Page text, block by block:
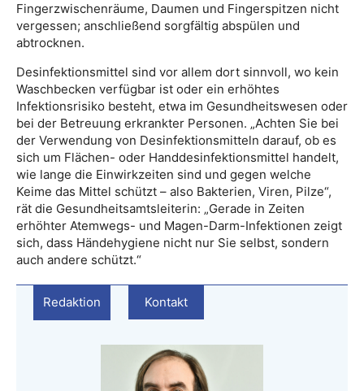
Fingerzwischenräume, Daumen und Fingerspitzen nicht
vergessen; anschließend sorgfältig abspülen und
abtrocknen.
Desinfektionsmittel sind vor allem dort sinnvoll, wo kein
Waschbecken verfügbar ist oder ein erhöhtes
Infektionsrisiko besteht, etwa im Gesundheitswesen oder
bei der Betreuung erkrankter Personen. „Achten Sie bei
der Verwendung von Desinfektionsmitteln darauf, ob es
sich um Flächen- oder Handdesinfektionsmittel handelt,
wie lange die Einwirkzeiten sind und gegen welche
Keime das Mittel schützt – also Bakterien, Viren, Pilze“,
rät die Gesundheitsamtsleiterin: „Gerade in Zeiten
erhöhter Atemwegs- und Magen-Darm-Infektionen zeigt
sich, dass Händehygiene nicht nur Sie selbst, sondern
auch andere schützt.“
Redaktion Kontakt